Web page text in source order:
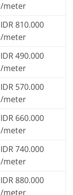
/meter
IDR 810.000
/meter
IDR 490.000
/meter
IDR 570.000
/meter
IDR 660.000
/meter
IDR 740.000
/meter
IDR 880.000
/meter